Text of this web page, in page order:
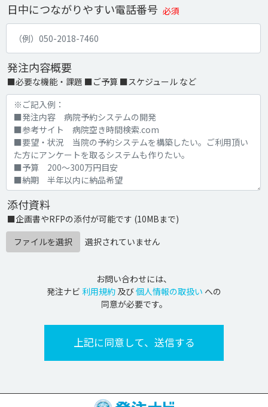
日中につながりやすい電話番号 必須
発注内容概要
■必要な機能・課題 ■ご予算 ■スケジュール など
添付資料
■企画書やRFPの添付が可能です (10MBまで)
ファイルを選択
選択されていません
お問い合わせには、
発注ナビ 利用規約 及び個人情報の取扱い への
同意が必要です。